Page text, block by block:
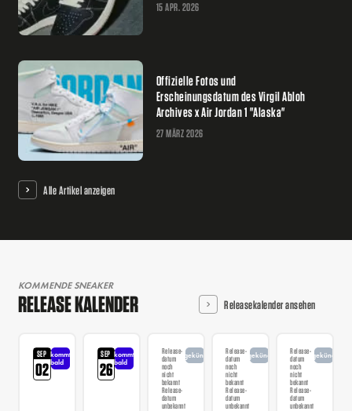
15 APR. 2026
Offizielle Fotos und
Erscheinungsdatum des Virgil Abloh
Archives x Air Jordan 1 "Alaska"
27 MÄRZ 2026
Alle Artikel anzeigen
KOMMENDE SNEAKER
RELEASE KALENDER Releasekalender ansehen
SEP
02
kommt
bald
SEP
26
kommt
bald
Release-
datum
noch
nicht
bekannt
Release-
datum
unbekannt
angekündigt
Release-
datum
noch
nicht
bekannt
Release-
datum
unbekannt
angekündigt
Release-
datum
noch
nicht
bekannt
Release-
datum
unbekannt
angekündigt